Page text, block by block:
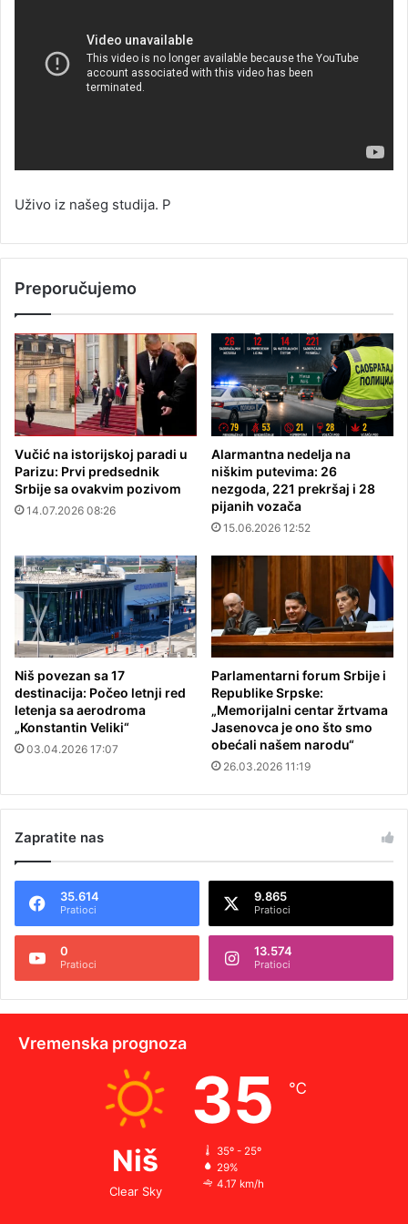
Uživo iz našeg studija. P
Preporučujemo
Vučić na istorijskoj paradi u
Parizu: Prvi predsednik
Srbije sa ovakvim pozivom
14.07.2026 08:26
Alarmantna nedelja na
niškim putevima: 26
nezgoda, 221 prekršaj i 28
pijanih vozača
15.06.2026 12:52
Niš povezan sa 17
destinacija: Počeo letnji red
letenja sa aerodroma
„Konstantin Veliki“
03.04.2026 17:07
Parlamentarni forum Srbije i
Republike Srpske:
„Memorijalni centar žrtvama
Jasenovca je ono što smo
obećali našem narodu“
26.03.2026 11:19
Zapratite nas
35.614
Pratioci
9.865
Pratioci
0
Pratioci
13.574
Pratioci
Vremenska prognoza
Niš
Clear Sky
35 ℃
35º - 25º
29%
4.17 km/h